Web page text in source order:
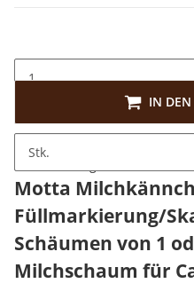
Stk.
IN
Beschreibung
Motta
Füllmarkierung/
Schäumen von 1
Milchschaum für